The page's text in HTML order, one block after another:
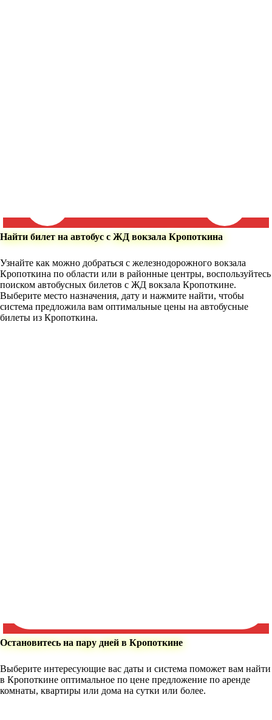
Найти билет на автобус с ЖД вокзала Кропоткина
Узнайте как можно добраться с железнодорожного вокзала
Кропоткина по области или в районные центры, воспользуйтесь
поиском автобусных билетов с ЖД вокзала Кропоткине.
Выберите место назначения, дату и нажмите найти, чтобы
система предложила вам оптимальные цены на автобусные
билеты из Кропоткина.
Остановитесь на пару дней в Кропоткине
Выберите интересующие вас даты и система поможет вам найти
в Кропоткине оптимальное по цене предложение по аренде
комнаты, квартиры или дома на сутки или более.